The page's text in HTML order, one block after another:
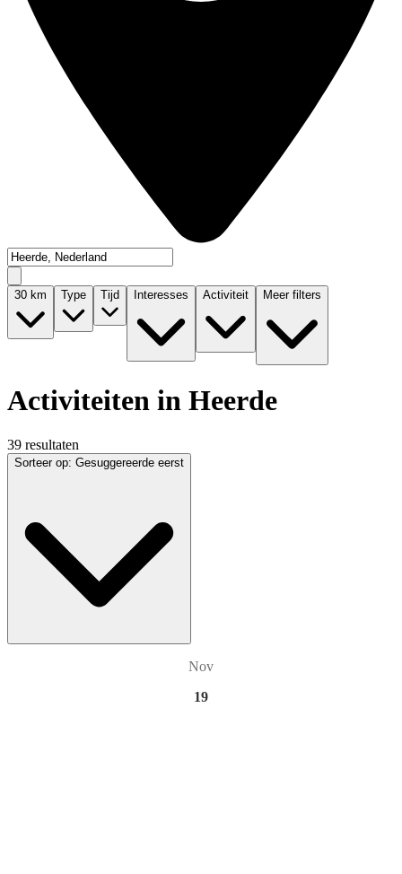
30 km Type Tijd Interesses Activiteit Meer filters
Activiteiten in Heerde
39 resultaten
Sorteer op: Gesuggereerde eerst
Nov
19